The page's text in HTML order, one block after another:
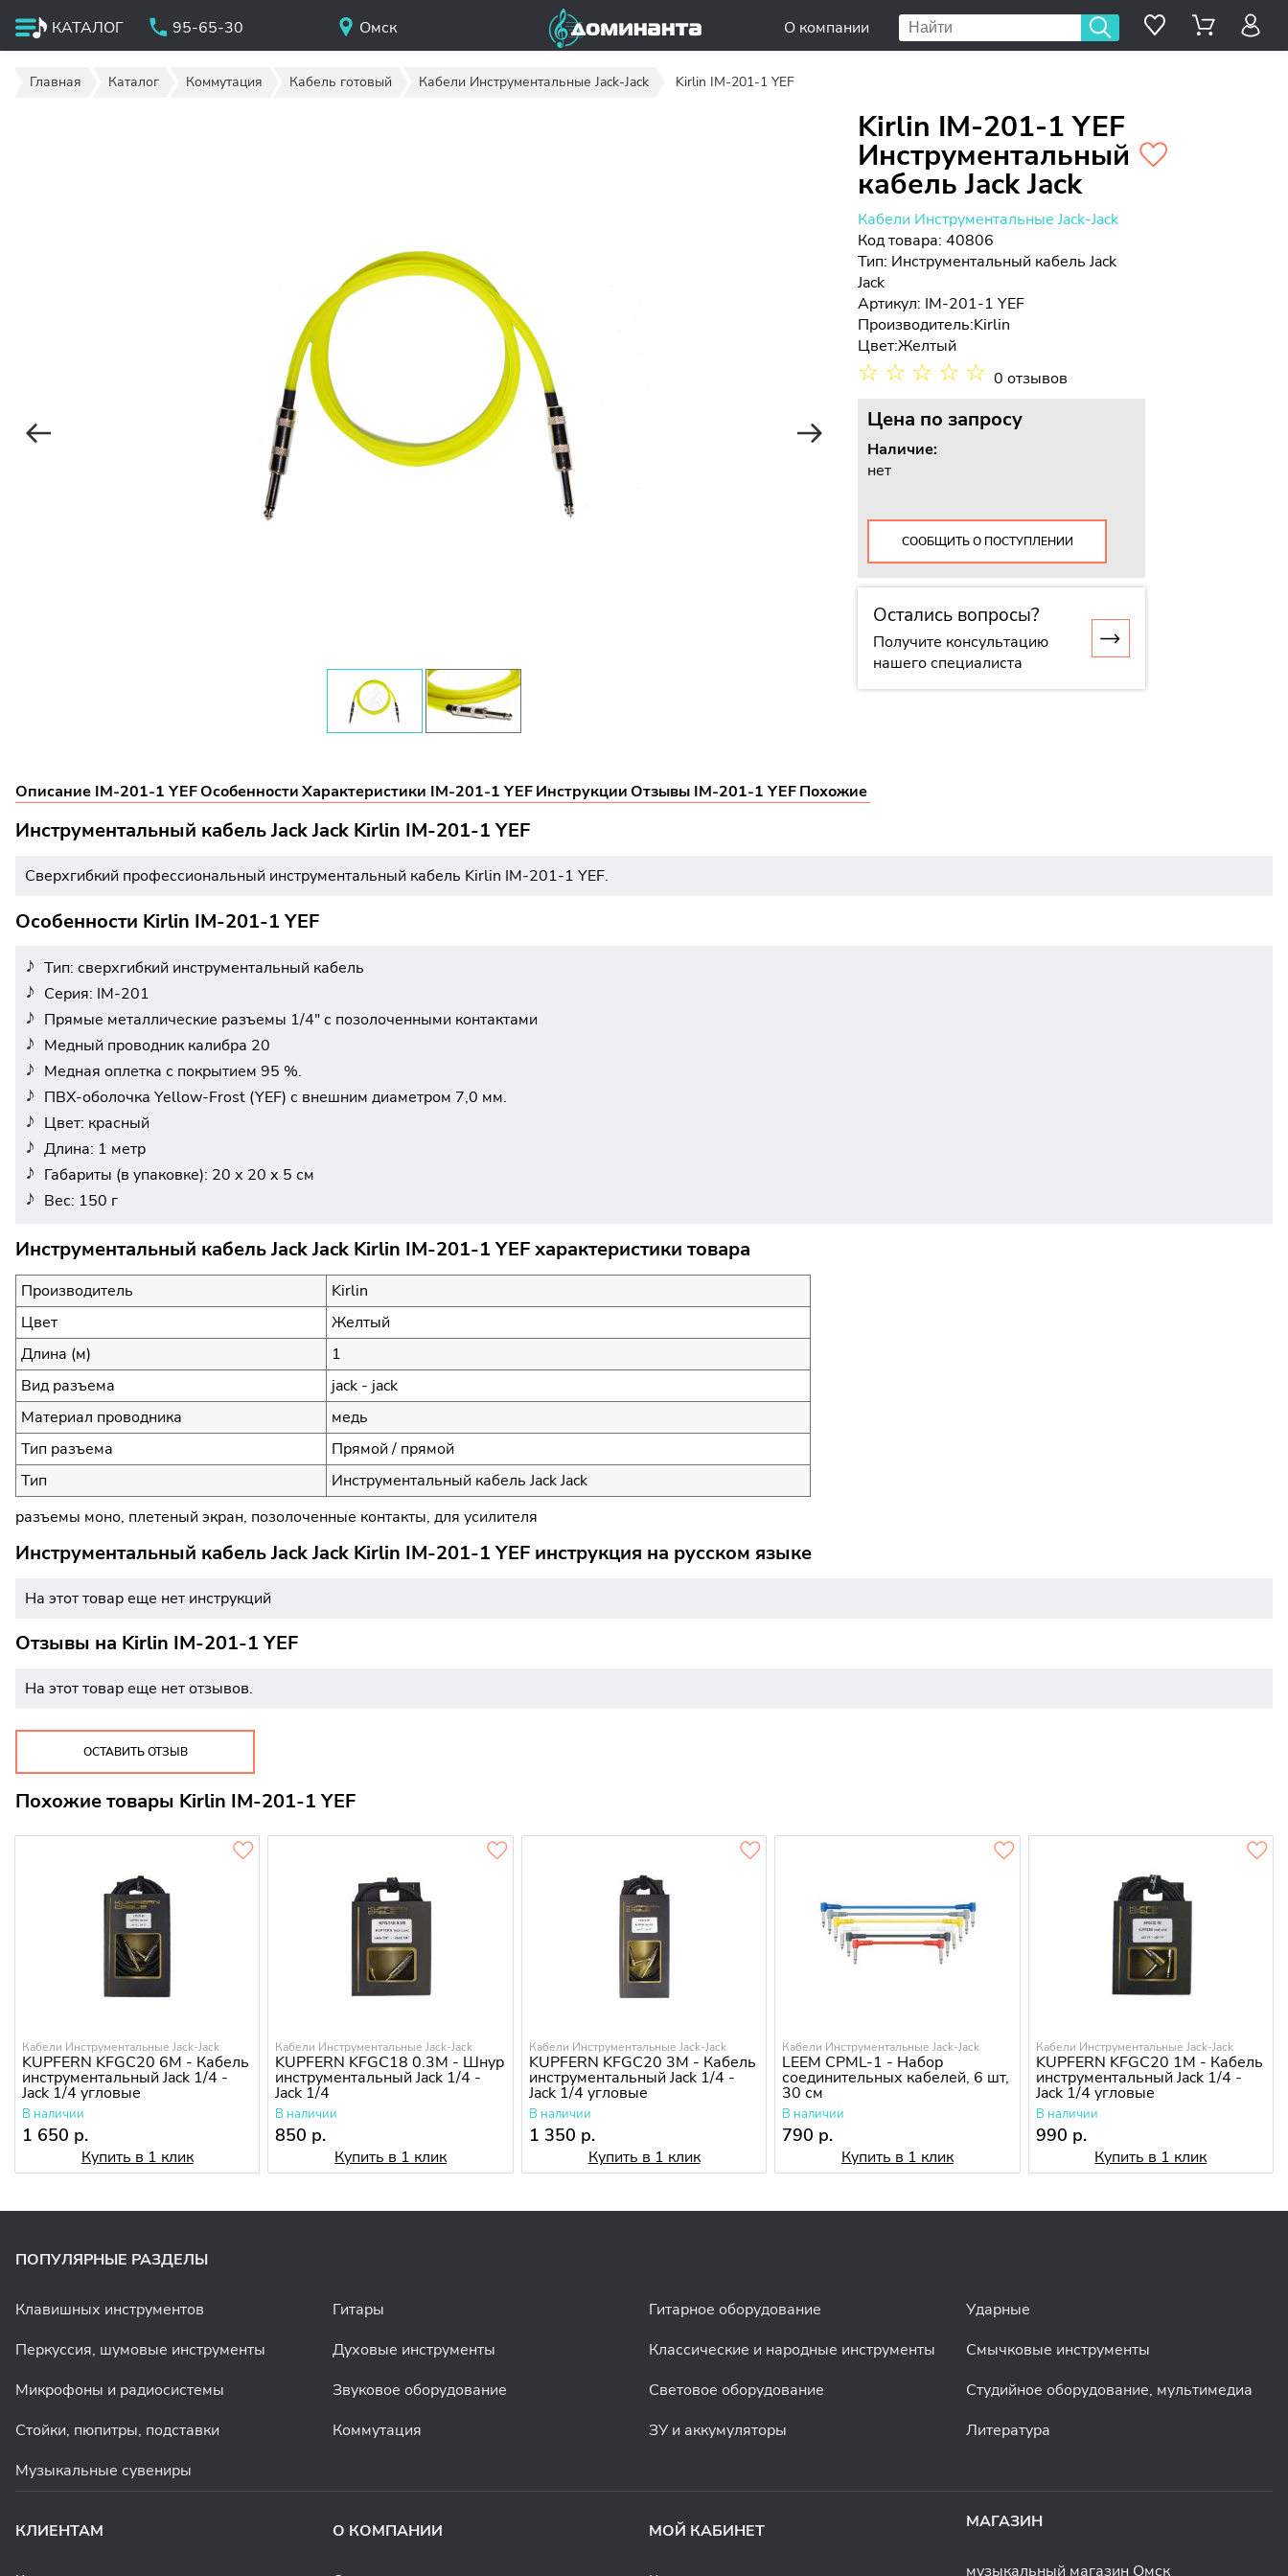
КАТАЛОГ 95-65-30 Омск О компании
Главная Каталог Коммутация Кабель готовый Кабели Инструментальные Jack-Jack Kirlin IM-201-1 YEF
Kirlin IM-201-1 YEF
Инструментальный
кабель Jack Jack
Кабели Инструментальные Jack-Jack
Код товара: 40806
Тип: Инструментальный кабель Jack
Jack
Артикул: IM-201-1 YEF
Производитель:Kirlin
Цвет:Желтый
☆ ☆ ☆ ☆ ☆ 0 отзывов
Цена по запросу
Наличие:
нет
СООБЩИТЬ О ПОСТУПЛЕНИИ
Остались вопросы?
Получите консультацию
нашего специалиста
Описание IM-201-1 YEFОсобенностиХарактеристики IM-201-1 YEFИнструкцииОтзывы IM-201-1 YEFПохожие
Инструментальный кабель Jack Jack Kirlin IM-201-1 YEF
Сверхгибкий профессиональный инструментальный кабель Kirlin IM-201-1 YEF.
Особенности Kirlin IM-201-1 YEF
Тип: сверхгибкий инструментальный кабель
Серия: IM-201
Прямые металлические разъемы 1/4" с позолоченными контактами
Медный проводник калибра 20
Медная оплетка с покрытием 95 %.
ПВХ-оболочка Yellow-Frost (YEF) с внешним диаметром 7,0 мм.
Цвет: красный
Длина: 1 метр
Габариты (в упаковке): 20 х 20 х 5 см
Вес: 150 г
Инструментальный кабель Jack Jack Kirlin IM-201-1 YEF характеристики товара
Производитель
Kirlin
Цвет
Желтый
Длина (м)
1
Вид разъема
jack - jack
Материал проводника
медь
Тип разъема
Прямой / прямой
Тип
Инструментальный кабель Jack Jack
разъемы моно, плетеный экран, позолоченные контакты, для усилителя
Инструментальный кабель Jack Jack Kirlin IM-201-1 YEF инструкция на русском языке
На этот товар еще нет инструкций
Отзывы на Kirlin IM-201-1 YEF
На этот товар еще нет отзывов.
ОСТАВИТЬ ОТЗЫВ
Похожие товары Kirlin IM-201-1 YEF
Кабели Инструментальные Jack-Jack
KUPFERN KFGC20 6M - Кабель
инструментальный Jack 1/4 -
Jack 1/4 угловые
В наличии
1 650 р.
Купить в 1 клик
Кабели Инструментальные Jack-Jack
KUPFERN KFGC18 0.3M - Шнур
инструментальный Jack 1/4 -
Jack 1/4
В наличии
850 р.
Купить в 1 клик
Кабели Инструментальные Jack-Jack
KUPFERN KFGC20 3M - Кабель
инструментальный Jack 1/4 -
Jack 1/4 угловые
В наличии
1 350 р.
Купить в 1 клик
Кабели Инструментальные Jack-Jack
LEEM CPML-1 - Набор
соединительных кабелей, 6 шт,
30 см
В наличии
790 р.
Купить в 1 клик
Кабели Инструментальные Jack-Jack
KUPFERN KFGC20 1M - Кабель
инструментальный Jack 1/4 -
Jack 1/4 угловые
В наличии
990 р.
Купить в 1 клик
ПОПУЛЯРНЫЕ РАЗДЕЛЫ
Клавишных инструментов Гитары Гитарное оборудование
Ударные
Перкуссия, шумовые инструменты
Духовые инструменты Классические и народные инструменты
Смычковые инструменты
Микрофоны и радиосистемы
Звуковое оборудование Световое оборудование
Студийное оборудование, мультимедиа
Стойки, пюпитры, подставки
Коммутация ЗУ и аккумуляторы
Литература
Музыкальные сувениры
КЛИЕНТАМ О КОМПАНИИ МОЙ КАБИНЕТ МАГАЗИН
музыкальный магазин Омск